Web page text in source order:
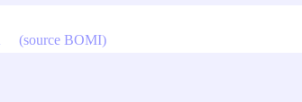
(source BOMI)